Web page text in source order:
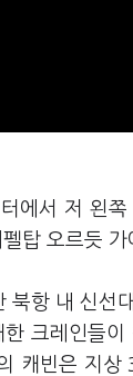
에서 저 왼
탑 오르듯 가
항 내 신선
크레인들
캐빈은 지